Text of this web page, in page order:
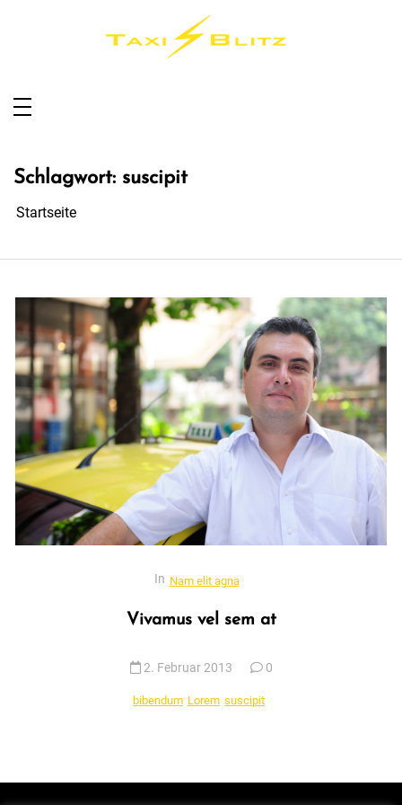
Taxi Blitz Sundern
Schlagwort: suscipit
Startseite
In Nam elit agna
Vivamus vel sem at
2. Februar 2013 0
bibendum Lorem suscipit